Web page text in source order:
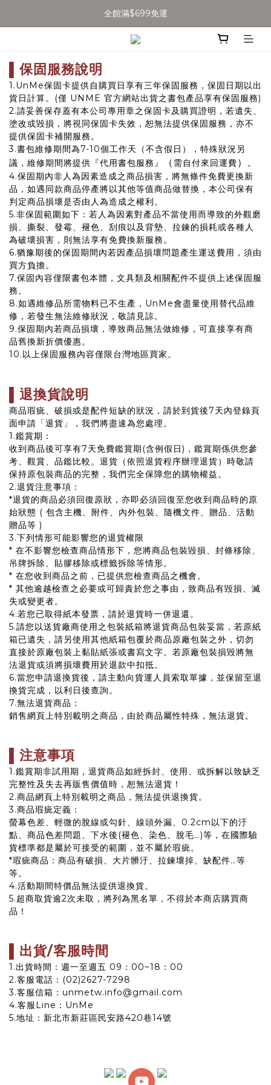
全館滿$699免運
全館滿$699免運
加入會員得$100購物金👉
▌保固服務說明
1.UnMe保固卡提供自購買日享有三年保固服務，保固日期以出
貨日計算。(僅 UNME 官方網站出貨之書包產品享有保固服務)
2.請妥善保存蓋有本公司專用章之保固卡及購買證明，若遺失、
塗改或毀損，將視同保固卡失效，恕無法提供保固服務，亦不
提供保固卡補開服務。
3.書包維修期間為7-10個工作天（不含假日），特殊狀況另
議，維修期間將提供『代用書包服務』
（ 需自付來回運費） 。
4.保固期內非人為因素造成之商品損害，將無條件免費更換新
品，如遇同款商品停產將以其他等值商品做替換，本公司保有
判定商品損壞是否由人為造成之權利。
5.非保固範圍如下：若人為因素對產品不當使用而導致的外觀磨
損、撕裂、發霉、褪色、刮痕以及背墊、拉鍊的損耗或各種人
為破壞損害，則無法享有免費換新服務。
6.猶豫期後的保固期間內若因產品損壞問題產生運送費用，須由
買方負擔。
7.保固內容僅限書包本體，文具類及相關配件不提供上述保固服
務。
8.如遇維修品所需物料已不生產，UnMe會盡量使用替代品維
修，若發生無法維修狀況，敬請見諒。
9.保固期內若商品損壞，導致商品無法做維修，可直接享有商
品舊換新折價優惠。
10.以上保固服務內容僅限台灣地區買家。
▌退換貨說明
商品瑕疵、破損或是配件短缺的狀況，請於到貨後7天內登錄頁
面申請「退貨」，我們將盡速為您處理。
1.鑑賞期：
收到商品後可享有7天免費鑑賞期(含例假日)，鑑賞期係供您參
考、觀賞、品鑑比較。退貨（依照退貨程序辦理退貨）時敬請
保持原包裝商品的完整，我們完全保障您的購物權益。
2.退貨注意事項：
*退貨的商品必須回復原狀，亦即必須回復至您收到商品時的原
始狀態 ( 包含主機、附件、內外包裝、隨機文件、贈品、活動
贈品等 )
3.下列情形可能影響您的退貨權限
* 在不影響您檢查商品情形下，您將商品包裝毀損、封條移除、
吊牌拆除、貼膠移除或標籤拆除等情形。
* 在您收到商品之前，已提供您檢查商品之機會。
* 其他逾越檢查之必要或可歸責於您之事由，致商品有毀損、滅
失或變更者。
4.若您已取得紙本發票，請於退貨時一併退還。
5.請您以送貨廠商使用之包裝紙箱將退貨商品包裝妥當，若原紙
箱已遺失，請另使用其他紙箱包覆於商品原廠包裝之外，切勿
直接於原廠包裝上黏貼紙張或書寫文字。若原廠包裝損毀將無
法退貨或須將損壞費用於退款中扣抵。
6.當您申請退換貨後，請主動向貨運人員索取單據，並保留至退
換貨完成，以利日後查詢。
7.無法退貨商品：
銷售網頁上特別載明之商品，由於商品屬性特殊，無法退貨。
▌注意事項
1.鑑賞期非試用期，退貨商品如經拆封、使用、或拆解以致缺乏
完整性及失去再販售價值時，恕無法退貨！
2.商品網頁上特別載明之商品，無法提供退換貨。
3.商品瑕疵定義：
螢幕色差、輕微的脫線或勾針、線頭外漏、0.2cm以下的汙
點、商品色差問題、下水後(褪色、染色、脫毛…)等，在國際驗
貨標準都是屬於可接受的範圍，並不屬於瑕疵。
*瑕疵商品：商品有破損、大片髒汙、拉鍊壞掉、缺配件…等
等。
4.活動期間特價品無法提供退換貨。
5.超商取貨逾2次未取，將列為黑名單，不得於本商店購買商
品！
▌出貨/客服時間
1.出貨時間：週一至週五 09：00~18：00
2.客服電話：(02)2627-7298
3.客服信箱：unmetw.info@gmail.com
4.客服Line： UnMe
5.地址：新北市新莊區民安路420巷14號